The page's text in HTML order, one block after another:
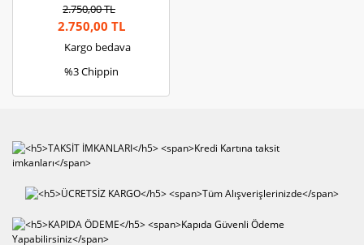
2.750,00 TL
2.750,00 TL
Kargo bedava
%3 Chippin